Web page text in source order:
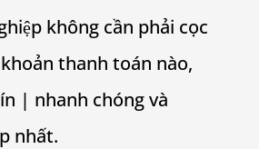
không cần phải cọc
thanh toán nào,
| nhanh chóng và
nhất.